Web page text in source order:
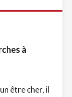
à
être cher, il